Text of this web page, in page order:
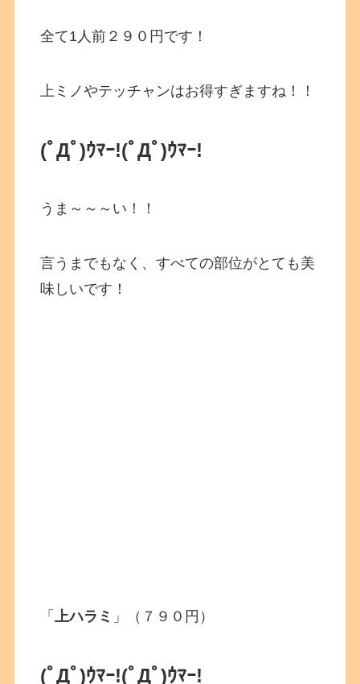
全て1人前２９０円です！
上ミノやテッチャンはお得すぎますね！！
(ﾟДﾟ)ｳﾏｰ!(ﾟДﾟ)ｳﾏｰ!
うま～～～い！！
言うまでもなく、すべての部位がとても美
味しいです！
「上ハラミ 」（７９０円）
(ﾟДﾟ)ｳﾏｰ!(ﾟДﾟ)ｳﾏｰ!